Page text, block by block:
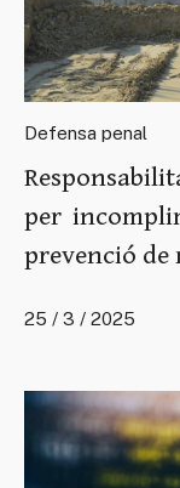
Defensa penal
per
prevenció de
25 / 3 / 2025